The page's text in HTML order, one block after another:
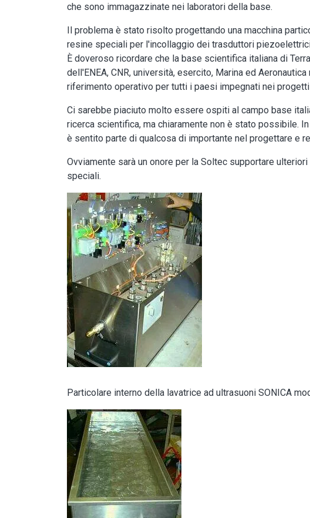
che sono immagazzinate nei laboratori della base.
Il problema è stato risolto progettando una macchina
resine speciali per l'incollaggio dei trasduttori
È doveroso ricordare che la base scientifica italiana di
dell'ENEA, CNR, università, esercito, Marina ed
riferimento operativo per tutti i paesi impegnati nei progetti
Ci sarebbe piaciuto molto essere ospiti al campo base
ricerca scientifica, ma chiaramente non è stato possibile.
è sentito parte di qualcosa di importante nel progettare e
Ovviamente sarà un onore per la Soltec supportare
speciali.
Image
Particolare interno della lavatrice ad ultrasuoni SONICA
Image